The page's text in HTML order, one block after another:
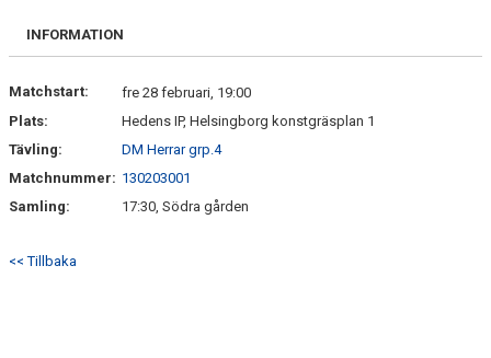
MATCHER
INFORMATION
Matchstart:
fre 28 februari, 19:00
Plats:
Hedens IP, Helsingborg konstgräsplan 1
Tävling:
DM Herrar grp.4
Matchnummer: 130203001
Samling:
17:30, Södra gården
<< Tillbaka